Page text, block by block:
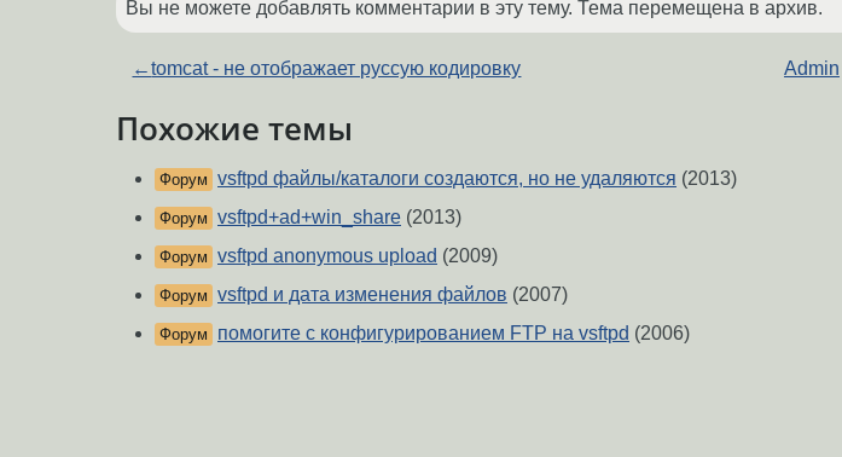
Вы не можете добавлять комментарии в эту тему. Тема перемещена в архив.
←tomcat - не отображает руссую кодировку Admin
Похожие темы
Форум vsftpd файлы/каталоги создаются, но не удаляются (2013)
Форум vsftpd+ad+win_share (2013)
Форум vsftpd anonymous upload (2009)
Форум vsftpd и дата изменения файлов (2007)
Форум помогите с конфигурированием FTP на vsftpd (2006)